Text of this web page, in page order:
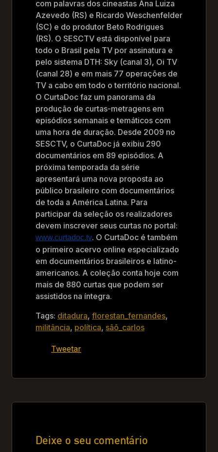
com palavras dos cineastas Ana Luiza
Azevedo (RS) e Ricardo Weschenfelder
(SC) e do produtor Beto Rodrigues
(RS). O SESCTV está disponível para
todo o Brasil pela TV por assinatura e
pelo sistema DTH: Sky (canal 3), Oi TV
(canal 28) e em mais 77 operações de
TV a cabo em todo o território nacional.
O CurtaDoc faz um panorama da
produção de curtas-metragens em
episódios semanais e temáticos com
uma hora de duração. Desde 2009 no
SESCTV, o CurtaDoc já exibiu 290
documentários em 89 episódios. A
próxima temporada da série
apresentará uma nova proposta ao
público brasileiro com documentários
de toda a América Latina. Para
participar da seleção os realizadores
devem inscrever seus curtas no portal:
www.curtadoc.tv. O CurtaDoc é também
o primeiro acervo online especializado
em documentários brasileiros e latino-
americanos. A coleção conta hoje com
mais de 880 curtas que podem ser
assistidos na íntegra.
Tags: ditadura, florestan_fernandes,
militância, política, sãõ_carlos
Tweetar
Deixe o seu comentário